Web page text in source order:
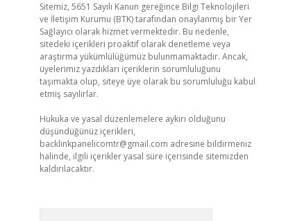
Sitemiz, 5651 Sayılı Kanun gereğince Bilgi Teknolojileri
ve İletişim Kurumu (BTK) tarafından onaylanmış bir Yer
Sağlayıcı olarak hizmet vermektedir. Bu nedenle,
sitedeki içerikleri proaktif olarak denetleme veya
araştırma yükümlülüğümüz bulunmamaktadır. Ancak,
üyelerimiz yazdıkları içeriklerin sorumluluğunu
taşımakta olup, siteye üye olarak bu sorumluluğu kabul
etmiş sayılırlar.
Hukuka ve yasal düzenlemelere aykırı olduğunu
düşündüğünüz içerikleri,
backlinkpanelicomtr@gmail.com adresine bildirmeniz
halinde, ilgili içerikler yasal süre içerisinde sitemizden
kaldırılacaktır.